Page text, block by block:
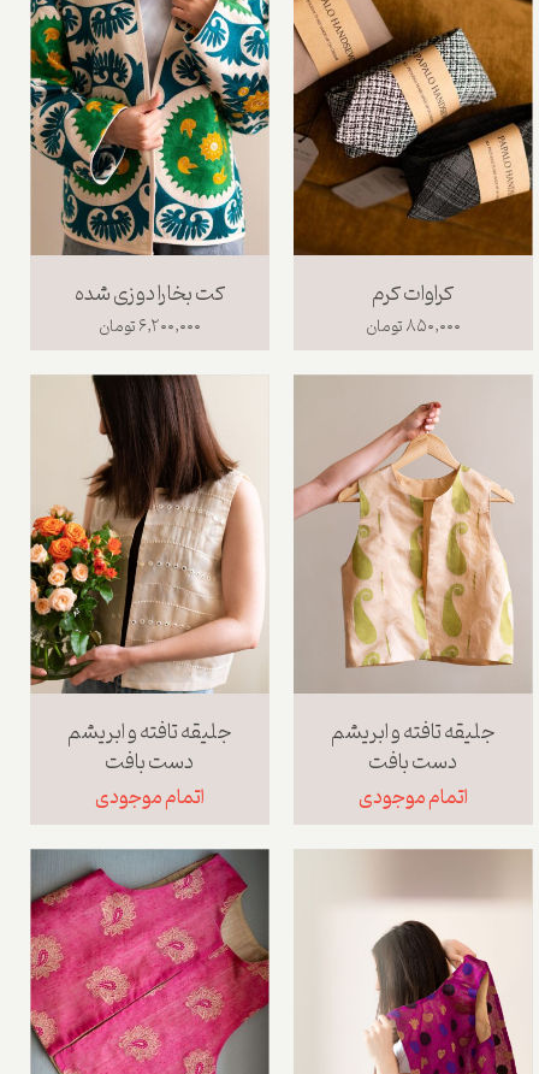
کراوات کرم
۸۵۰,۰۰۰ تومان
کت بخارا دوزی شده
۶,۲۰۰,۰۰۰ تومان
جلیقه تافته و ابریشم
دست بافت
اتمام موجودی
جلیقه تافته و ابریشم
دست بافت
اتمام موجودی